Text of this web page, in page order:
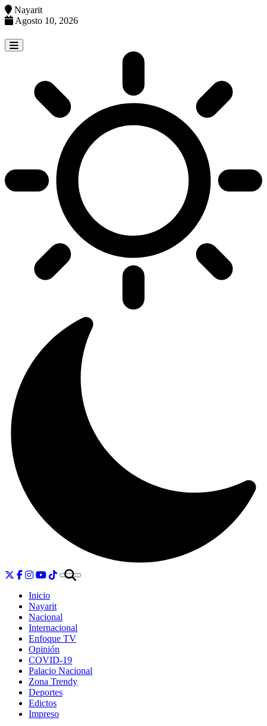
Nayarit
Agosto 10, 2026
to
content
Inicio
Nayarit
Nacional
Internacional
Enfoque TV
Opinión
COVID-19
Palacio Nacional
Zona Trendy
Deportes
Edictos
Impreso